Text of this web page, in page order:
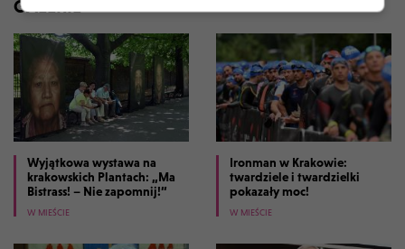
GALERIE
Wyjątkowa wystawa na
krakowskich Plantach: „Ma
Bistrass! – Nie zapomnij!”
W MIEŚCIE
Ironman w Krakowie:
twardziele i twardzielki
pokazały moc!
W MIEŚCIE